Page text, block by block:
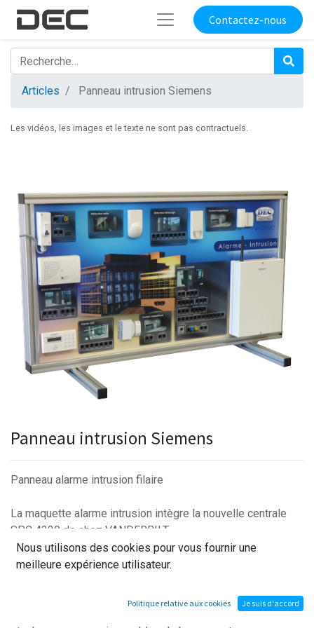
Contactez-nous
Articles Panneau intrusion Siemens
Les vidéos, les images et le texte ne sont pas contractuels.
Panneau intrusion Siemens
Panneau alarme intrusion filaire
La maquette alarme intrusion intègre la nouvelle centrale
SPC 4320 de chez VANDERBILT.
Elle est constituée d’un panneau sérigraphié représentant
un bâtiment avec un étage sur lequel sont répartis
Installation de type tertiaire pour établissement non ERP
soumis au code du travail, usines, ateliers, magasins de
Nous utilisons des cookies pour vous fournir une
meilleure expérience utilisateur.
Politique relative aux cookies Je suis d'accord